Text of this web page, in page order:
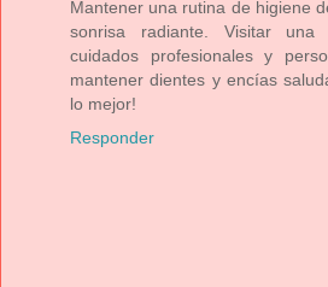
Mantener una rutina de higiene
sonrisa radiante. Visitar una
cuidados profesionales y
mantener dientes y encías
lo mejor!
Responder